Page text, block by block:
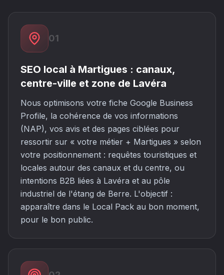
01
SEO local à Martigues : canaux,
centre-ville et zone de Lavéra
Nous optimisons votre fiche Google Business
Profile, la cohérence de vos informations
(NAP), vos avis et des pages ciblées pour
ressortir sur « votre métier + Martigues » selon
votre positionnement : requêtes touristiques et
locales autour des canaux et du centre, ou
intentions B2B liées à Lavéra et au pôle
industriel de l'étang de Berre. L'objectif :
apparaître dans le Local Pack au bon moment,
pour le bon public.